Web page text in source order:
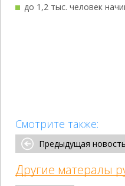
до 1,2 тыс. человек
Смотрите также:
Предыдущая новость
Другие матералы